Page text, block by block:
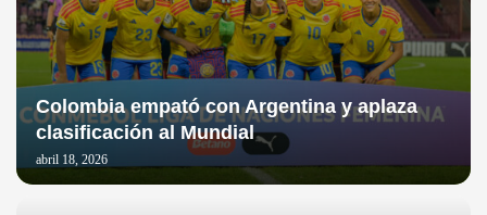
Colombia empató con Argentina y aplaza
clasificación al Mundial
abril 18, 2026